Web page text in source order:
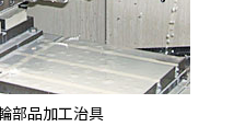
部品加工治具